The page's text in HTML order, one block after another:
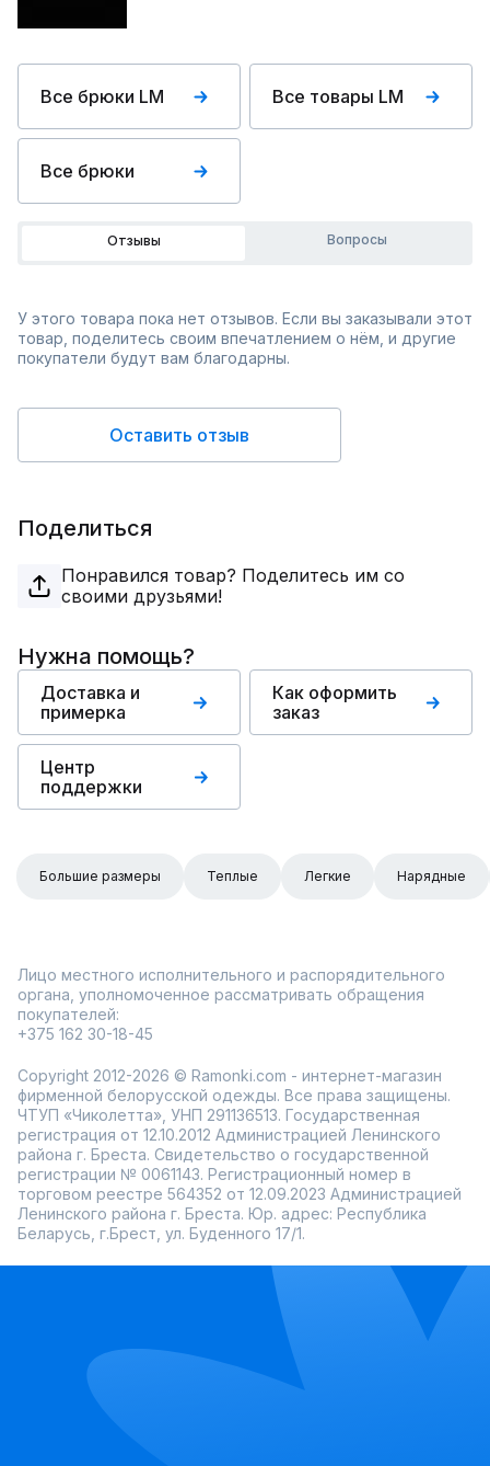
Все брюки LM Все товары LM
Все брюки
Отзывы Вопросы
У этого товара пока нет отзывов. Если вы заказывали этот
товар, поделитесь своим впечатлением о нём, и другие
покупатели будут вам благодарны.
Оставить отзыв
Поделиться
Понравился товар? Поделитесь им со
своими друзьями!
Нужна помощь?
Доставка и
примерка
Как оформить
заказ
Центр
поддержки
Большие размеры Теплые Легкие Нарядные
Лицо местного исполнительного и распорядительного
органа, уполномоченное рассматривать обращения
покупателей:
+375 162 30-18-45
Copyright 2012-2026 © Ramonki.com - интернет-магазин
фирменной белорусской одежды. Все права защищены.
ЧТУП «Чиколетта», УНП 291136513. Государственная
регистрация от 12.10.2012 Администрацией Ленинского
района г. Бреста. Свидетельство о государственной
регистрации № 0061143. Регистрационный номер в
торговом реестре 564352 от 12.09.2023 Администрацией
Ленинского района г. Бреста. Юр. адрес: Республика
Беларусь, г.Брест, ул. Буденного 17/1.